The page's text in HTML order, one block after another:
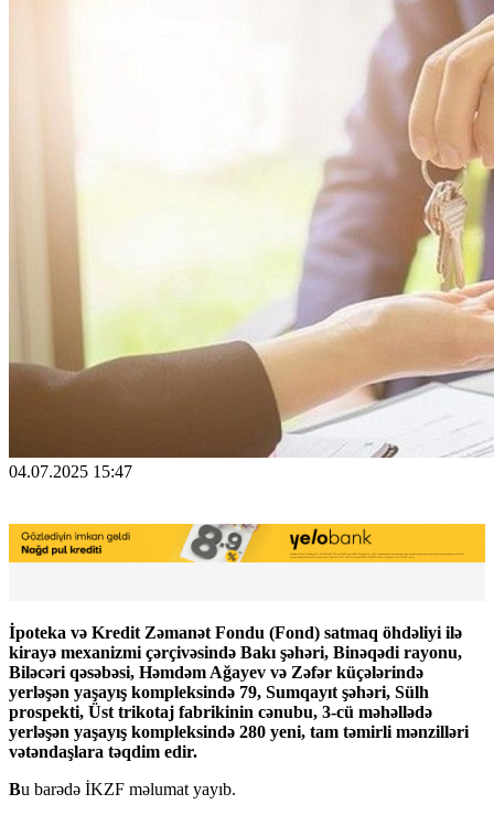
04.07.2025 15:47
İpoteka və Kredit Zəmanət Fondu (Fond) satmaq öhdəliyi ilə
kirayə mexanizmi çərçivəsində Bakı şəhəri, Binəqədi rayonu,
Biləcəri qəsəbəsi, Həmdəm Ağayev və Zəfər küçələrində
yerləşən yaşayış kompleksində 79, Sumqayıt şəhəri, Sülh
prospekti, Üst trikotaj fabrikinin cənubu, 3-cü məhəllədə
yerləşən yaşayış kompleksində 280 yeni, tam təmirli mənzilləri
vətəndaşlara təqdim edir.
Bu barədə İKZF məlumat yayıb.